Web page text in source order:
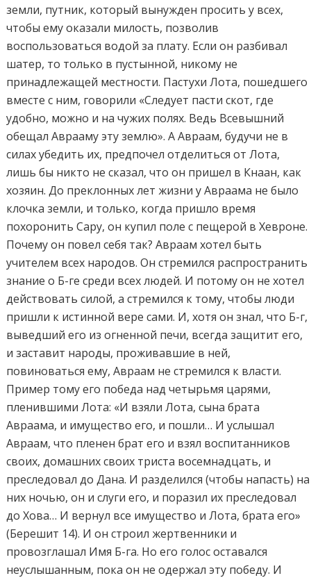
земли, путник, который вынужден просить у всех,
чтобы ему оказали милость, позволив
воспользоваться водой за плату. Если он разбивал
шатер, то только в пустынной, никому не
принадлежащей местности. Пастухи Лота, пошедшего
вместе с ним, говорили «Следует пасти скот, где
удобно, можно и на чужих полях. Ведь Всевышний
обещал Аврааму эту землю». А Авраам, будучи не в
силах убедить их, предпочел отделиться от Лота,
лишь бы никто не сказал, что он пришел в Кнаан, как
хозяин. До преклонных лет жизни у Авраама не было
клочка земли, и только, когда пришло время
похоронить Сару, он купил поле с пещерой в Хевроне.
Почему он повел себя так? Авраам хотел быть
учителем всех народов. Он стремился распространить
знание о Б-ге среди всех людей. И потому он не хотел
действовать силой, а стремился к тому, чтобы люди
пришли к истинной вере сами. И, хотя он знал, что Б-г,
выведший его из огненной печи, всегда защитит его,
и заставит народы, проживавшие в ней,
повиноваться ему, Авраам не стремился к власти.
Пример тому его победа над четырьмя царями,
пленившими Лота: «И взяли Лота, сына брата
Авраама, и имущество его, и пошли… И услышал
Авраам, что пленен брат его и взял воспитанников
своих, домашних своих триста восемнадцать, и
преследовал до Дана. И разделился (чтобы напасть) на
них ночью, он и слуги его, и поразил их преследовал
до Хова… И вернул все имущество и Лота, брата его»
(Берешит 14). И он строил жертвенники и
провозглашал Имя Б-га. Но его голос оставался
неуслышанным, пока он не одержал эту победу. И